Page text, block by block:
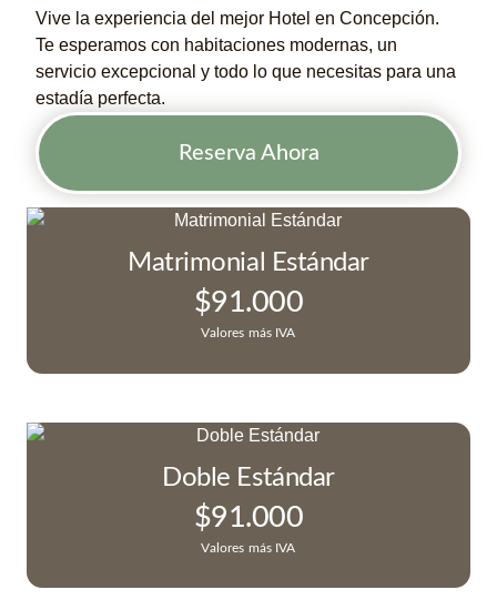
Vive la experiencia del mejor Hotel en Concepción.
Te esperamos con habitaciones modernas, un
servicio excepcional y todo lo que necesitas para una
estadía perfecta.
Reserva Ahora
Matrimonial Estándar
$91.000
Valores más IVA
Doble Estándar
$91.000
Valores más IVA